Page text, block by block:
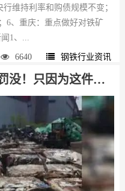
维持利率和购债规模不变；
6、重庆：重点做好对铁矿
1、...
6640 钢铁行业资讯
！只因为这件事……